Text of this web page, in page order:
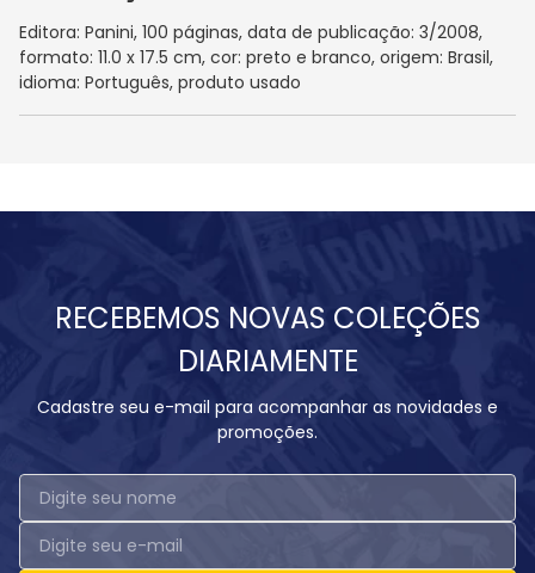
Editora: Panini, 100 páginas, data de publicação: 3/2008,
formato: 11.0 x 17.5 cm, cor: preto e branco, origem: Brasil,
idioma: Português, produto usado
RECEBEMOS NOVAS COLEÇÕES
DIARIAMENTE
Cadastre seu e-mail para acompanhar as novidades e
promoções.